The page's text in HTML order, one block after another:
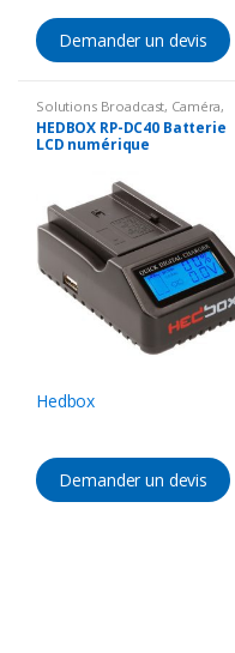
Demander un devis
Solutions Broadcast, Caméra,
Accessoires Caméra ,Batterie &
Chargeur
HEDBOX RP-DC40 Batterie
LCD numérique
Hedbox
Demander un devis